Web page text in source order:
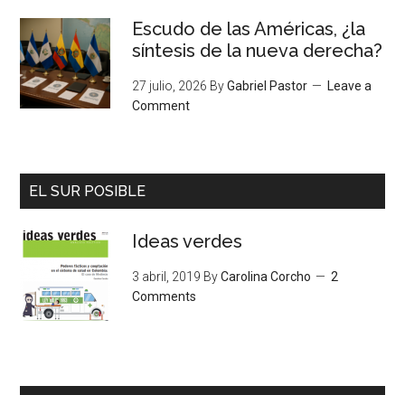
Escudo de las Américas, ¿la
síntesis de la nueva derecha?
27 julio, 2026 ByGabriel Pastor
Leave a
Comment
EL SUR POSIBLE
Ideas verdes
3 abril, 2019 ByCarolina Corcho
2
Comments